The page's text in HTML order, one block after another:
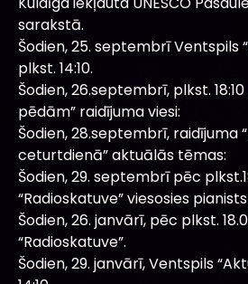
sarakstā.
Šodien, 25. septembrī Ventspils
plkst. 14:10.
Šodien, 26.septembrī, plkst.
pēdām” raidījuma viesi:
Šodien, 28.septembrī, raidījuma
ceturtdienā” aktuālās tēmas:
Šodien, 29. septembrī pēc
“Radioskatuve” viesosies
Šodien, 26. janvārī, pēc plkst.
“Radioskatuve”.
Šodien, 29. janvārī, Ventspils